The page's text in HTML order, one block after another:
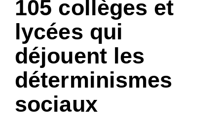
105 collèges et
lycées qui
déjouent les
déterminismes
sociaux